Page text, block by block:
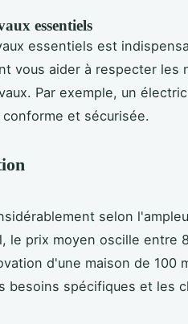
essentiels
essentiels est
vous aider à respecter les
Par exemple, un
et sécurisée.
selon
le prix moyen oscille entre
d'une maison de 100
besoins spécifiques et les